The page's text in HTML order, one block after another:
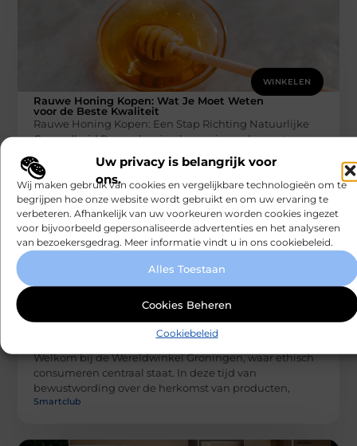
Uw privacy is belangrijk voor
ons.
Wij maken gebruik van cookies en vergelijkbare technologieën om te
begrijpen hoe onze website wordt gebruikt en om uw ervaring te
verbeteren. Afhankelijk van uw voorkeuren worden cookies ingezet
voor bijvoorbeeld gepersonaliseerde advertenties en het analyseren
van bezoekersgedrag. Meer informatie vindt u in ons cookiebeleid.
Alles Toestaan
Cookies Beheren
Cookiebeleid
WINKELEN
Rauwe Honing Kopen: Wat Je Moet Weten
voor de Beste Kwaliteit
Rauwe Honing Kopen: Een Stap Richting Natuurlijke
Gezondheid Rauwe honing kopen is een bewuste
keuze voor iedereen die belang hecht
Smartclub
Ontdek Wereldwinkel Groningen: Uw Gids
Welkom bij de Wereldwinkel Groningen, waar ethisch
consumeren centraal staat. In deze tijd van
bewustwording over de herkomst van producten,
Smartclub